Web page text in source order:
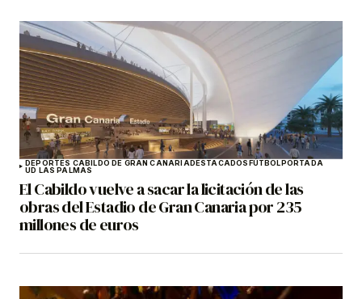
DEPORTES CABILDO DE GRAN CANARIADESTACADOSFÚTBOLPORTADA
UD LAS PALMAS
El Cabildo vuelve a sacar la licitación de las
obras del Estadio de Gran Canaria por 235
millones de euros